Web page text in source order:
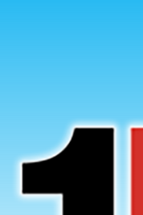
Uczniowie